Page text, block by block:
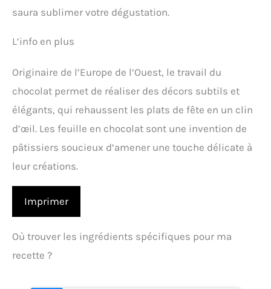
saura sublimer votre dégustation.
L’info en plus
Originaire de l’Europe de l’Ouest, le travail du
chocolat permet de réaliser des décors subtils et
élégants, qui rehaussent les plats de fête en un clin
d’œil. Les feuille en chocolat sont une invention de
pâtissiers soucieux d’amener une touche délicate à
leur créations.
Imprimer
Où trouver les ingrédients spécifiques pour ma
recette ?